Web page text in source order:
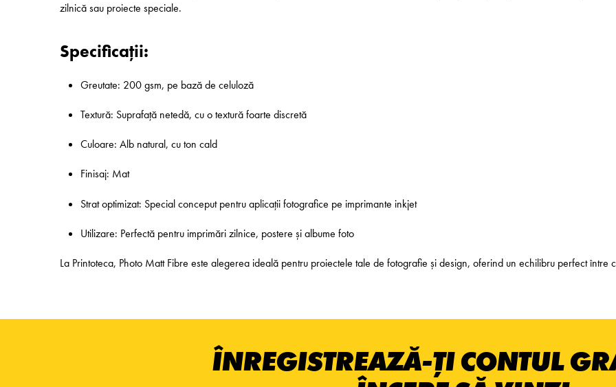
zilnică sau proiecte speciale.
Specificații:
Greutate: 200 gsm, pe bază de celuloză
Textură: Suprafață netedă, cu o textură foarte discretă
Culoare: Alb natural, cu ton cald
Finisaj: Mat
Strat optimizat: Special conceput pentru aplicații fotografice pe imprimante inkjet
Utilizare: Perfectă pentru imprimări zilnice, postere și albume foto
La Printoteca, Photo Matt Fibre este alegerea ideală pentru proiectele tale de fotografie și design, oferind un echilibru perfect între
ÎNREGISTREAZĂ-ȚI CONTUL